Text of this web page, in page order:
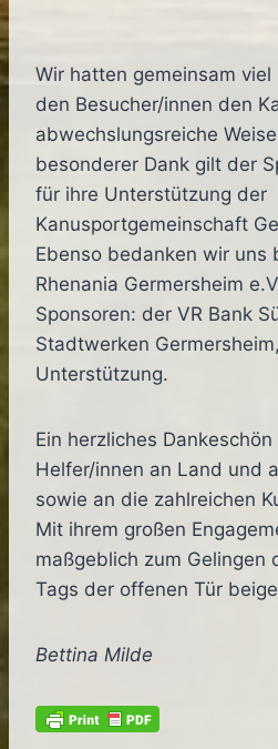
Wir hatten gemeinsam
den Besucher/innen den
abwechslungsreiche
besonderer Dank gilt der
für ihre Unterstützung der
Kanusportgemeinschaft
Ebenso bedanken wir uns
Rhenania Germersheim
Sponsoren: der VR Bank
Stadtwerken
Unterstützung.
Ein herzliches
Helfer/innen an Land und
sowie an die zahlreichen
Mit ihrem großen
maßgeblich zum Gelingen
Tags der offenen Tür
Bettina Milde